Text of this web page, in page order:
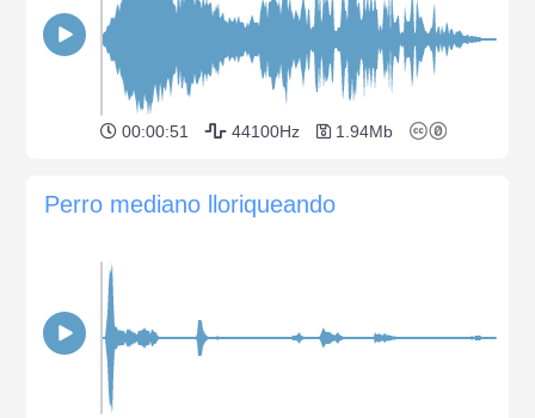
00:00:51 44100Hz 1.94Mb
Perro mediano lloriqueando